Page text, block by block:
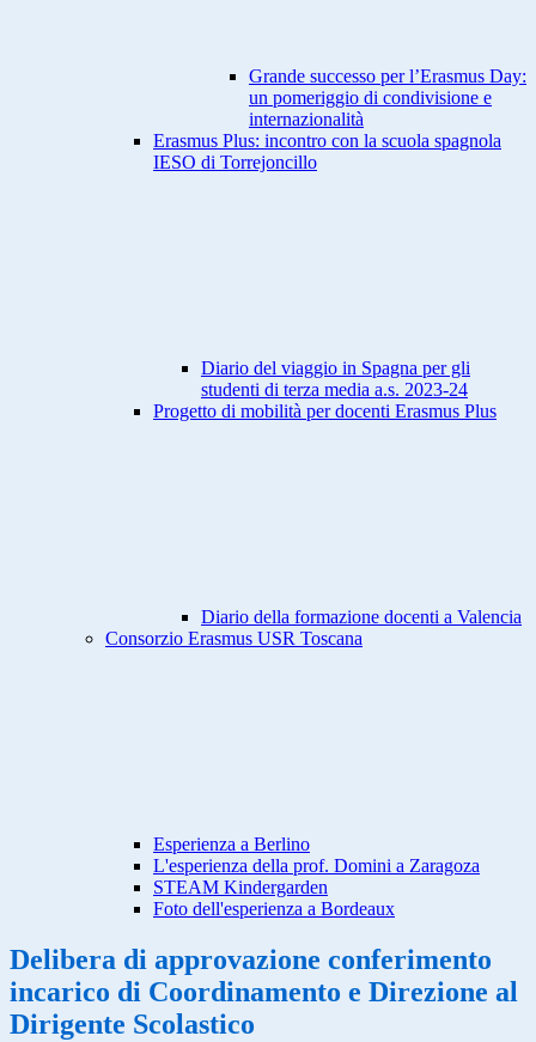
Grande successo per l’Erasmus Day:
un pomeriggio di condivisione e
internazionalità
Erasmus Plus: incontro con la scuola spagnola
IESO di Torrejoncillo
Diario del viaggio in Spagna per gli
studenti di terza media a.s. 2023-24
Progetto di mobilità per docenti Erasmus Plus
Diario della formazione docenti a Valencia
Consorzio Erasmus USR Toscana
Esperienza a Berlino
L'esperienza della prof. Domini a Zaragoza
STEAM Kindergarden
Foto dell'esperienza a Bordeaux
Delibera di approvazione conferimento
incarico di Coordinamento e Direzione al
Dirigente Scolastico